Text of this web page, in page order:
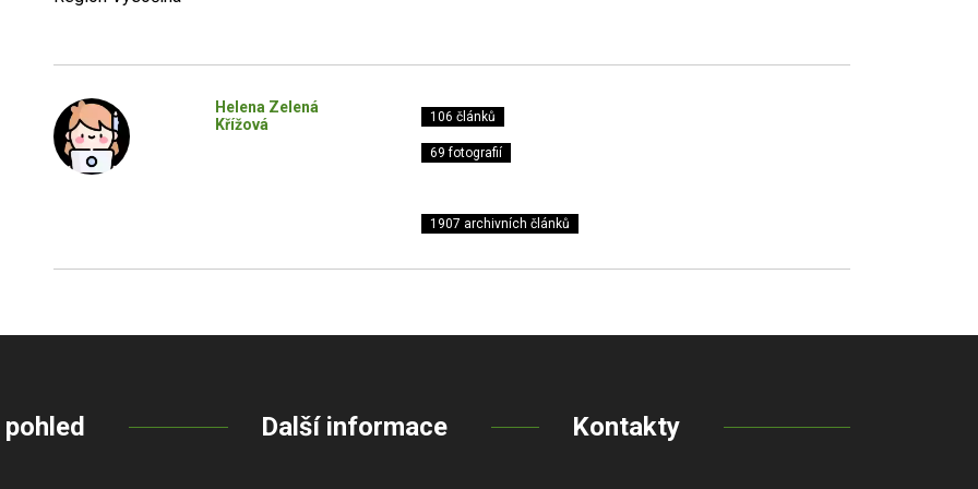
Helena Zelená
Křížová
106 článků
69 fotografií
1907 archivních článků
Další informace Kontakty